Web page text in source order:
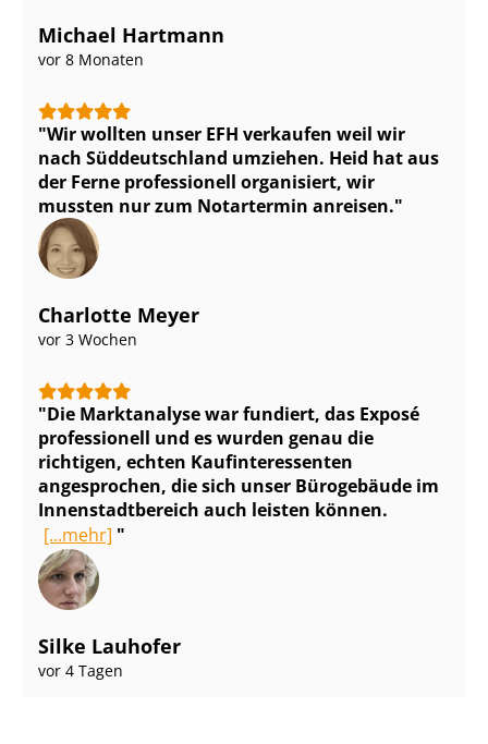
Michael Hartmann
vor 8 Monaten
Wir wollten unser EFH verkaufen weil wir
nach Süddeutschland umziehen. Heid hat aus
der Ferne professionell organisiert, wir
mussten nur zum Notartermin anreisen.
Charlotte Meyer
vor 3 Wochen
Die Marktanalyse war fundiert, das Exposé
professionell und es wurden genau die
richtigen, echten Kauf­in­ter­es­sen­ten
angesprochen, die sich unser Bürogebäude im
In­nen­stadt­be­reich auch leisten können.
[...mehr]
Silke Lauhofer
vor 4 Tagen